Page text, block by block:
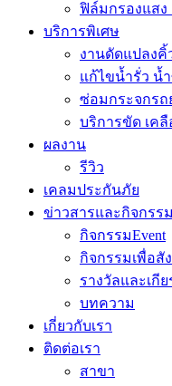
ฟิล์มกรองแส
บริการพิเศษ
งานดัดแปลงคิ้
แก้ไขน้ำรั่ว น้
ซ่อมกระจกรถ
บริการขัด เคลื
ผลงาน
รีวิว
เคลมประกันภัย
ข่าวสารและกิจกรรม
กิจกรรมEvent
กิจกรรมเพื่อสั
รางวัลและเกี
บทความ
เกี่ยวกับเรา
ติดต่อเรา
สาขา